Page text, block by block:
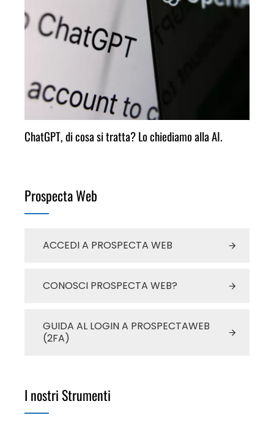
ChatGPT, di cosa si tratta? Lo chiediamo alla AI.
Prospecta Web
ACCEDI A PROSPECTA WEB
CONOSCI PROSPECTA WEB?
GUIDA AL LOGIN A PROSPECTAWEB
(2FA)
I nostri Strumenti